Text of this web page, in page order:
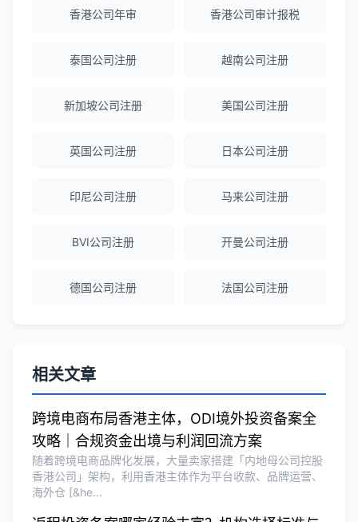
Emma Zhang ★★★★★
越南公司注册全程指导，文件准备非常专
泰国公司注册和银行开户服务高效，推
刘总
泰国BOI申请+建厂规划一站式服务，完
美！
Olivia Wang ★★★★★
香港公司注册和审计服务专业高效，非常
香港公司年审 香港公司审计报税
泰国公司注册 越南公司注册
新加坡公司注册 美国公司注册
英国公司注册 日本公司注册
印尼公司注册 马来公司注册
BVI公司注册 开曼公司注册
德国公司注册 法国公司注册
相关文章
跨境电商布局香港主体，ODI境外投资备案全
攻略｜合规资金出境与利润回流方案
随着跨境电商品牌化发展，大量卖家搭建「内地母公司控股
香港公司」架构，利用香港主体作为平台收款、品牌运营、
海外仓 [&he…